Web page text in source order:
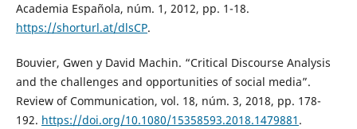
Academia Española, núm. 1, 2012, pp. 1-18.
https://shorturl.at/dlsCP.
Bouvier, Gwen y David Machin. “Critical Discourse Analysis
and the challenges and opportunities of social media”.
Review of Communication, vol. 18, núm. 3, 2018, pp. 178-
192. https://doi.org/10.1080/15358593.2018.1479881 .